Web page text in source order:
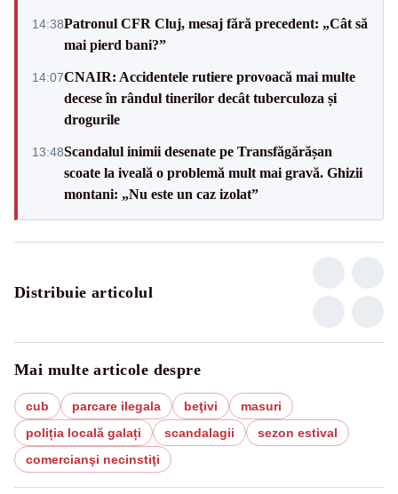
14:38Patronul CFR Cluj, mesaj fără precedent: „Cât să
mai pierd bani?”
14:07CNAIR: Accidentele rutiere provoacă mai multe
decese în rândul tinerilor decât tuberculoza și
drogurile
13:48Scandalul inimii desenate pe Transfăgărășan
scoate la iveală o problemă mult mai gravă. Ghizii
montani: „Nu este un caz izolat”
Distribuie articolul
Mai multe articole despre
cub parcare ilegala beţivi
masuri
poliția locală galați
scandalagii
sezon estival
comercianşi necinstiţi